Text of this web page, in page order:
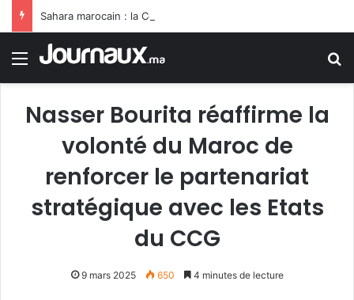
Menu
Nasser Bourita réaffirme la
volonté du Maroc de
renforcer le partenariat
stratégique avec les Etats
du CCG
9 mars 2025 650 4 minutes de lecture